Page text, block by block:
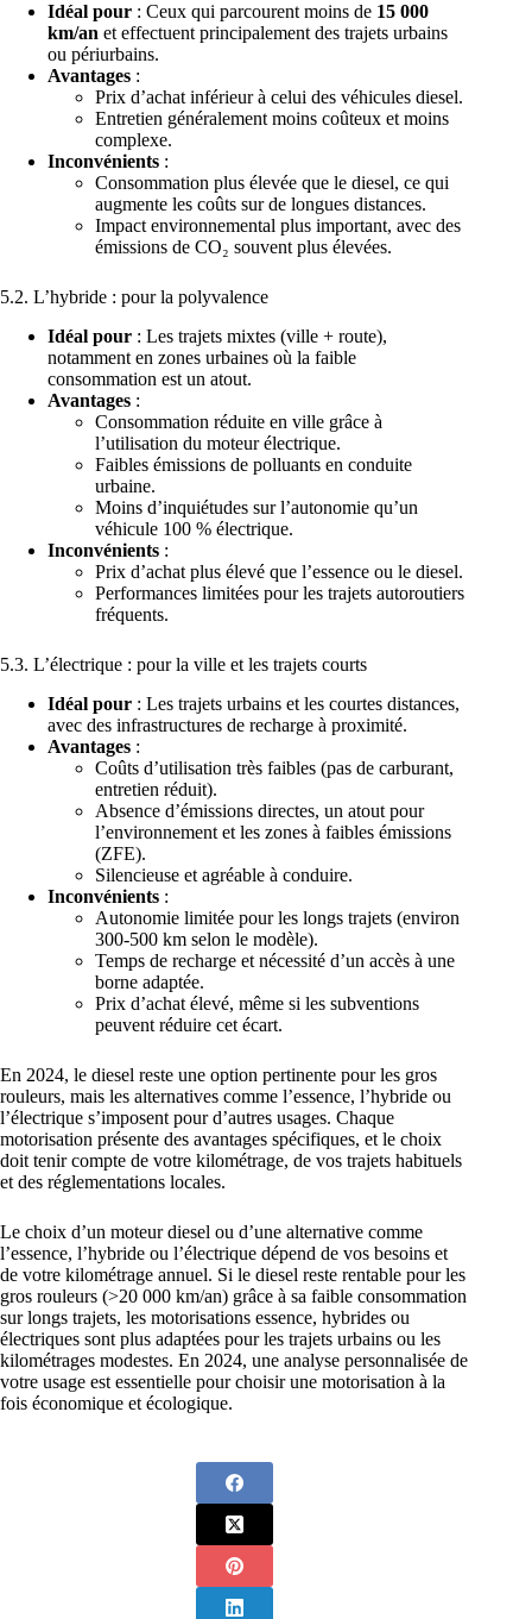
Idéal pour : Ceux qui parcourent moins de 15 000
km/an et effectuent principalement des trajets urbains
ou périurbains.
Avantages :
Prix d’achat inférieur à celui des véhicules diesel.
Entretien généralement moins coûteux et moins
complexe.
Inconvénients :
Consommation plus élevée que le diesel, ce qui
augmente les coûts sur de longues distances.
Impact environnemental plus important, avec des
émissions de CO₂ souvent plus élevées.
5.2. L’hybride : pour la polyvalence
Idéal pour : Les trajets mixtes (ville + route),
notamment en zones urbaines où la faible
consommation est un atout.
Avantages :
Consommation réduite en ville grâce à
l’utilisation du moteur électrique.
Faibles émissions de polluants en conduite
urbaine.
Moins d’inquiétudes sur l’autonomie qu’un
véhicule 100 % électrique.
Inconvénients :
Prix d’achat plus élevé que l’essence ou le diesel.
Performances limitées pour les trajets autoroutiers
fréquents.
5.3. L’électrique : pour la ville et les trajets courts
Idéal pour : Les trajets urbains et les courtes distances,
avec des infrastructures de recharge à proximité.
Avantages :
Coûts d’utilisation très faibles (pas de carburant,
entretien réduit).
Absence d’émissions directes, un atout pour
l’environnement et les zones à faibles émissions
(ZFE).
Silencieuse et agréable à conduire.
Inconvénients :
Autonomie limitée pour les longs trajets (environ
300-500 km selon le modèle).
Temps de recharge et nécessité d’un accès à une
borne adaptée.
Prix d’achat élevé, même si les subventions
peuvent réduire cet écart.
En 2024, le diesel reste une option pertinente pour les gros
rouleurs, mais les alternatives comme l’essence, l’hybride ou
l’électrique s’imposent pour d’autres usages. Chaque
motorisation présente des avantages spécifiques, et le choix
doit tenir compte de votre kilométrage, de vos trajets habituels
et des réglementations locales.
Le choix d’un moteur diesel ou d’une alternative comme
l’essence, l’hybride ou l’électrique dépend de vos besoins et
de votre kilométrage annuel. Si le diesel reste rentable pour les
gros rouleurs (>20 000 km/an) grâce à sa faible consommation
sur longs trajets, les motorisations essence, hybrides ou
électriques sont plus adaptées pour les trajets urbains ou les
kilométrages modestes. En 2024, une analyse personnalisée de
votre usage est essentielle pour choisir une motorisation à la
fois économique et écologique.